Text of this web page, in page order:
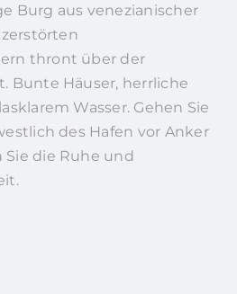
Burg aus venezianischer
thront über der
Bunte Häuser, herrliche
Wasser. Gehen Sie
des Hafen vor Anker
die Ruhe und